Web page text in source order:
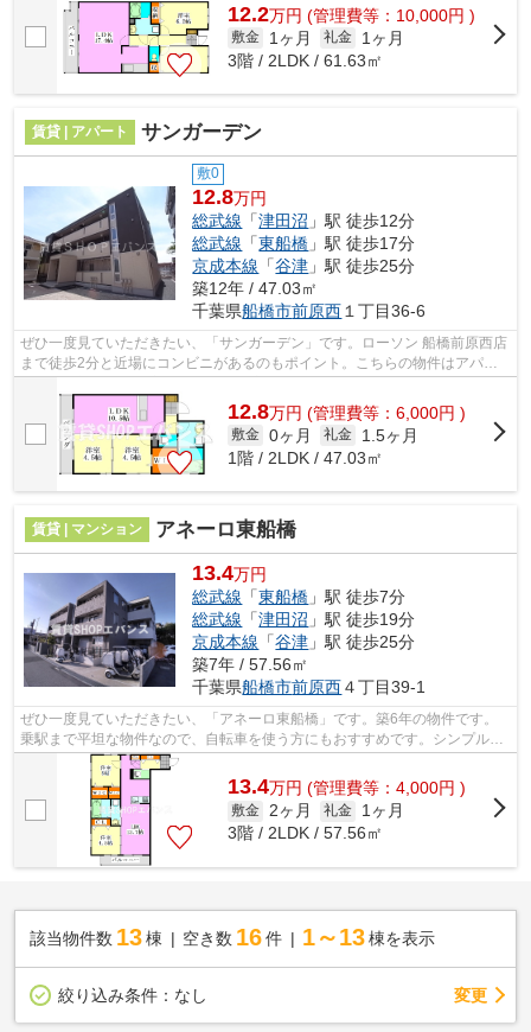
12.2万円 (管理費等：10,000円 )
敷金 1ヶ月 礼金
1ヶ月
3階 / 2LDK / 61.63㎡
賃貸 | アパート サンガーデン
敷0
12.8万円
総武線 「津田沼 」駅 徒歩12分
総武線 「東船橋 」駅 徒歩17分
京成本線 「谷津 」駅 徒歩25分
築12年 / 47.03㎡
千葉県船橋市前原西 １丁目36-6
ぜひ一度見ていただきたい、「サンガーデン」です。ローソン 船橋前原西店
まで徒歩2分と近場にコンビニがあるのもポイント。こちらの物件はアパー
12.8万円 (管理費等：6,000円 )
敷金 0ヶ月 礼金
1.5ヶ月
1階 / 2LDK / 47.03㎡
賃貸 | マンション アネーロ東船橋
13.4万円
総武線 「東船橋 」駅 徒歩7分
総武線 「津田沼 」駅 徒歩19分
京成本線 「谷津 」駅 徒歩25分
築7年 / 57.56㎡
千葉県船橋市前原西４丁目39-1
ぜひ一度見ていただきたい、「アネーロ東船橋」です。築6年の物件です。
乗駅まで平坦な物件なので、自転車を使う方にもおすすめです。シンプルな
がらも風の通り道がしっかり造られてい...
13.4万円 (管理費等：4,000円 )
敷金 2ヶ月 礼金
1ヶ月
3階 / 2LDK / 57.56㎡
該当物件数 13棟 空き数 16 件 1～13 棟を表示
絞り込み条件： なし 変更